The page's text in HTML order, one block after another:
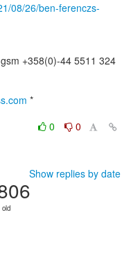
08/26/ben-ferenczs-
+358(0)-44 5511 324
*
0
0
Show replies by date
old